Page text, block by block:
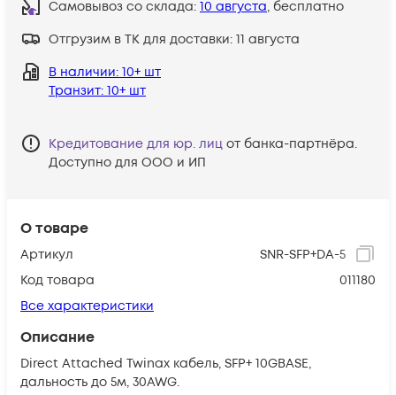
О товаре
Артикул
SNR-SFP+DA-5
Код товара
011180
Все характеристики
Описание
Direct Attached Twinax кабель, SFP+ 10GBASE,
дальность до 5м, 30AWG.
Самовывоз со склада: 10 августа, бесплатно
Отгрузим в ТК для доставки: 11 августа
В наличии: 10+ шт
Транзит: 10+ шт
Кредитование для юр. лиц от банка-партнёра.
Доступно для ООО и ИП